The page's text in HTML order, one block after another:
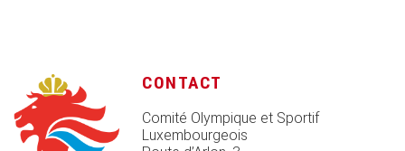
CONTACT
Comité Olympique et Sportif
Luxembourgeois